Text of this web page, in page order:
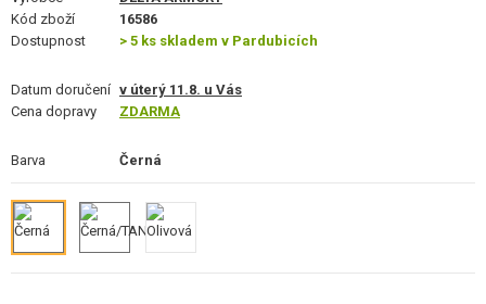
STAVEBNICE, MODELY
POŠKOZENÉ, POUŽITÉ ZBOŽÍ
NOVINKY
SLEVY, AKCE
Kód zboží
16586
Dostupnost
> 5 ks skladem v Pardubicích
Datum doručení v úterý 11.8. u Vás
Cena dopravy
ZDARMA
Barva Černá